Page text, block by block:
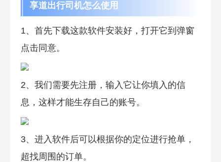
享道出行司机怎么使用
1、首先下载这款软件安装好，打开它到弹窗
点击同意。
2、我们需要先注册，输入它让你填入的信
息，这样才能生存自己的账号。
3、进入软件后可以根据你的定位进行抢单，
超找周围的订单。